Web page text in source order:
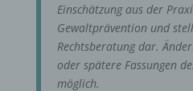
Einschätzung aus der
Gewaltprävention und
Rechtsberatung dar.
oder spätere Fassungen
möglich.